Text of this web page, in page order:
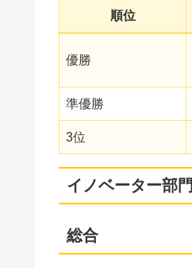
順位
優勝
準優勝
3位
イノベーター部門
総合